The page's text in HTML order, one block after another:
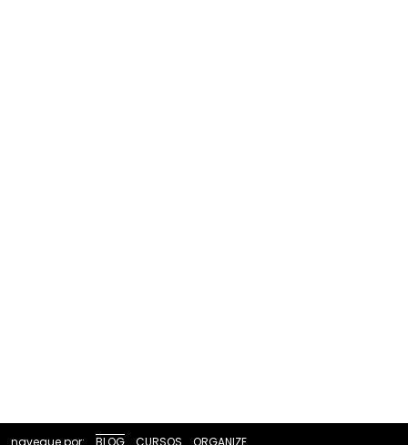
navegue por: BLOG CURSOS ORGANIZE